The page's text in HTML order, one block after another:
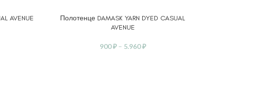
AVENUE ВЫБЕРИТЕ ПАРАМЕТРЫ
Полотенце DAMASK YARN DYED CASUAL
AVENUE
900₽ – 5.960₽